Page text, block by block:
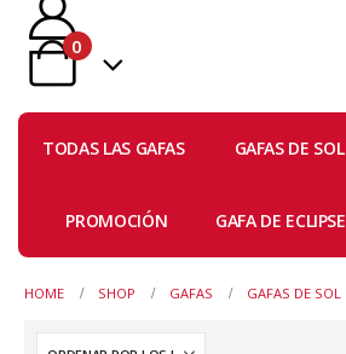
0
TODAS LAS GAFAS GAFAS DE SOL
PROMOCIÓN GAFA DE ECLIPSE
HOME SHOP GAFAS GAFAS DE SOL